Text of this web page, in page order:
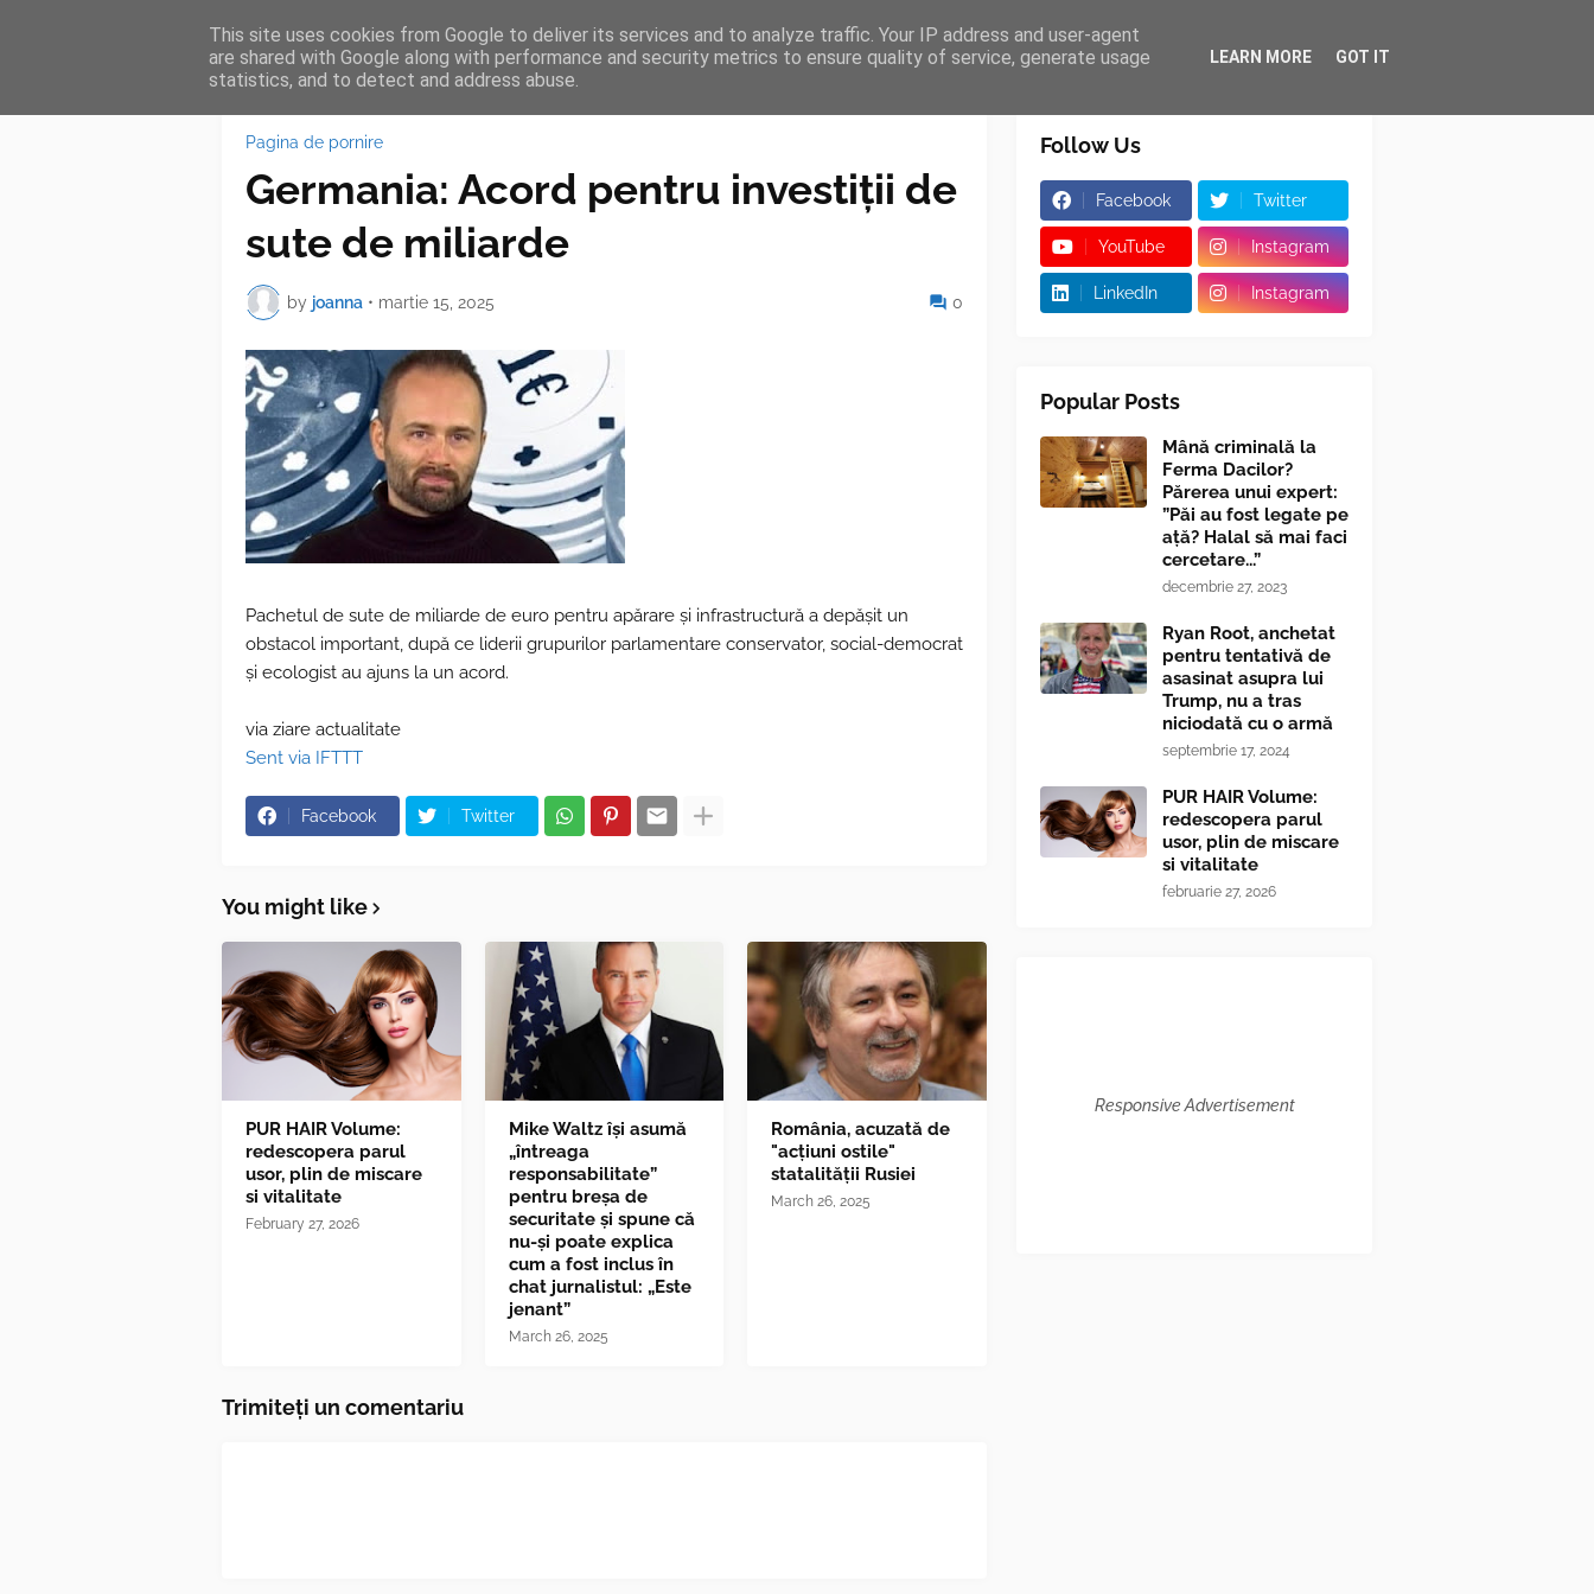
HOME FEATURES BLOGGER TIPOGRAPHY SHORTCODES
Pagina de pornire
Germania: Acord pentru investiții de
sute de miliarde
by joanna • martie 15, 2025 0
Pachetul de sute de miliarde de euro pentru apărare și infrastructură a depășit un
obstacol important, după ce liderii grupurilor parlamentare conservator, social-democrat
și ecologist au ajuns la un acord.
via ziare actualitate
Sent via IFTTT
Facebook Twitter
You might like
PUR HAIR Volume:
redescopera parul
usor, plin de miscare
si vitalitate
February 27, 2026
Mike Waltz îşi asumă
„întreaga
responsabilitate”
pentru breşa de
securitate și spune că
nu-și poate explica
cum a fost inclus în
chat jurnalistul: „Este
jenant”
March 26, 2025
România, acuzată de
"acțiuni ostile"
statalității Rusiei
March 26, 2025
Trimiteți un comentariu
Follow Us
Facebook Twitter
YouTube Instagram
LinkedIn Instagram
Popular Posts
Mână criminală la
Ferma Dacilor?
Părerea unui expert:
”Păi au fost legate pe
ață? Halal să mai faci
cercetare...”
decembrie 27, 2023
Ryan Root, anchetat
pentru tentativă de
asasinat asupra lui
Trump, nu a tras
niciodată cu o armă
septembrie 17, 2024
PUR HAIR Volume:
redescopera parul
usor, plin de miscare
si vitalitate
februarie 27, 2026
Responsive Advertisement
This site uses cookies from Google to deliver its services and to analyze traffic. Your IP address and user-agent
are shared with Google along with performance and security metrics to ensure quality of service, generate usage
statistics, and to detect and address abuse.
LEARN MORE GOT IT